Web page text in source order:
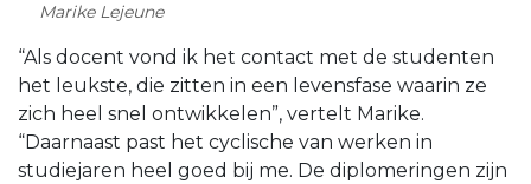
Marike Lejeune
“Als docent vond ik het contact met de studenten
het leukste, die zitten in een levensfase waarin ze
zich heel snel ontwikkelen”, vertelt Marike.
“Daarnaast past het cyclische van werken in
studiejaren heel goed bij me. De diplomeringen zijn